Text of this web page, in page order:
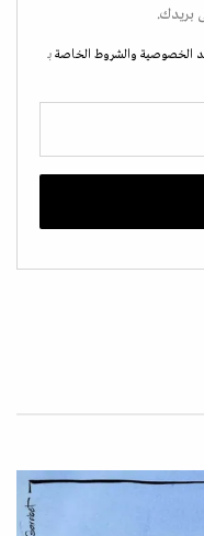
بريدك.
الخصوصية والشروط الخاصة بـ